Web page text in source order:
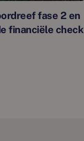
fase 2 en
financiële check